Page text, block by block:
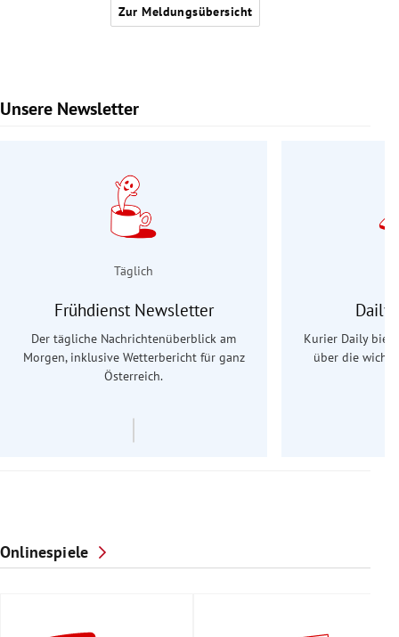
Zur Meldungsübersicht
Unsere Newsletter
Slide 1 von 9
Täglich
Frühdienst Newsletter
Der tägliche Nachrichtenüberblick am
Morgen, inklusive Wetterbericht für ganz
Österreich.
Daily
Kurier Daily
über die
Onlinespiele